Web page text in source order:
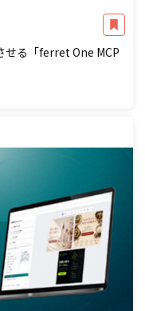
る「ferret One MCP